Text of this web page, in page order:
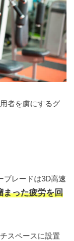
者を虜にするグ
ブレードは3D高速
まった疲労を回
スペースに設置